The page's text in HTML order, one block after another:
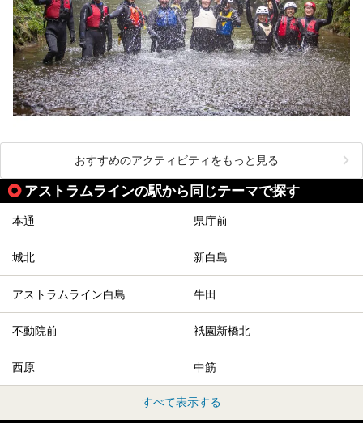
おすすめのアクティビティをもっと見る
アストラムラインの駅から同じテーマで探す
本通 県庁前
城北 新白島
アストラムライン白島 牛田
不動院前 祇園新橋北
西原 中筋
すべて表示する